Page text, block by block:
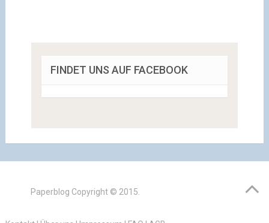
FINDET UNS AUF FACEBOOK
Paperblog Copyright © 2015.